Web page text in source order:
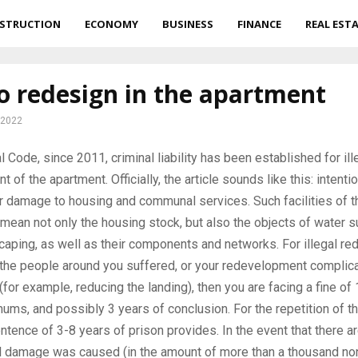
ECONOMY BUSINESS FINANCE REAL
redesign in the apartment
Code, since 2011, criminal liability has been established for
of the apartment. Officially, the article sounds like this:
damage to housing and communal services. Such facilities of
not only the housing stock, but also the objects of water
as well as their components and networks. For illegal
people around you suffered, or your redevelopment
example, reducing the landing), then you are facing a fine of
and possibly 3 years of conclusion. For the repetition of
of 3-8 years of prison provides. In the event that there
damage was caused (in the amount of more than a thousand